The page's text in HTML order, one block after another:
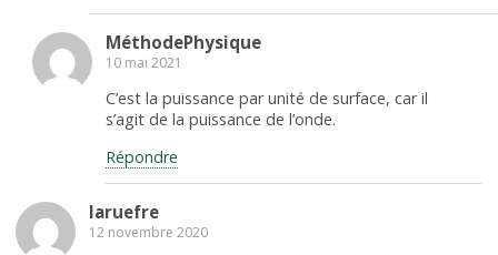
MéthodePhysique
10 mai 2021
C’est la puissance par unité de surface, car il
s’agit de la puissance de l’onde.
Répondre
laruefre
12 novembre 2020